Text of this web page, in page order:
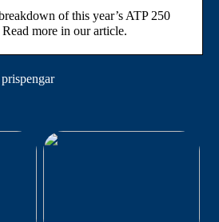
of this year’s ATP 250
more in our article.